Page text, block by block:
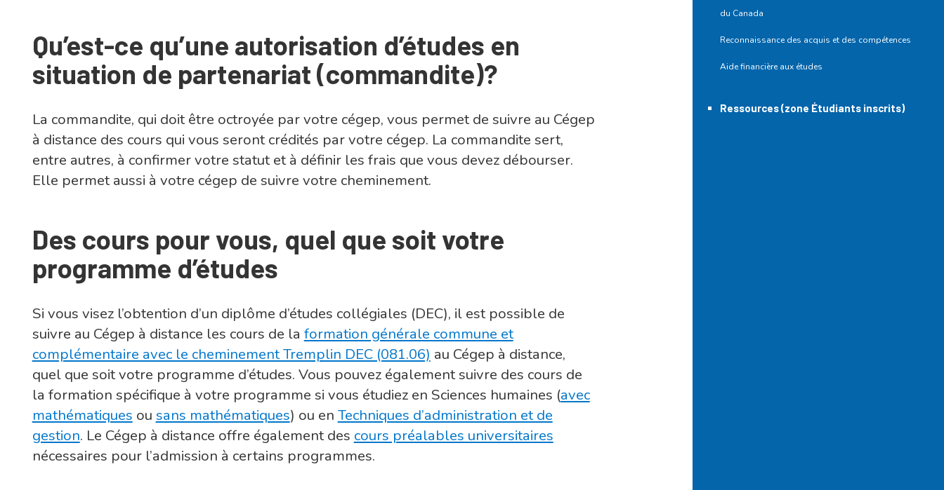
Qu’est-ce qu’une autorisation d’études en
situation de partenariat (commandite)?
La commandite, qui doit être octroyée par votre cégep, vous permet de suivre au Cégep
à distance des cours qui vous seront crédités par votre cégep. La commandite sert,
entre autres, à confirmer votre statut et à définir les frais que vous devez débourser.
Elle permet aussi à votre cégep de suivre votre cheminement.
Des cours pour vous, quel que soit votre
programme d’études
Si vous visez l’obtention d’un diplôme d’études collégiales (DEC), il est possible de
suivre au Cégep à distance les cours de la formation générale commune et
complémentaire avec le cheminement Tremplin DEC (081.06) au Cégep à distance,
quel que soit votre programme d’études. Vous pouvez également suivre des cours de
la formation spécifique à votre programme si vous étudiez en Sciences humaines (avec
mathématiques ou sans mathématiques) ou en Techniques d’administration et de
gestion. Le Cégep à distance offre également des cours préalables universitaires
nécessaires pour l’admission à certains programmes.
du Canada
Reconnaissance des acquis et des compétences
Aide financière aux études
Ressources (zone Étudiants inscrits)